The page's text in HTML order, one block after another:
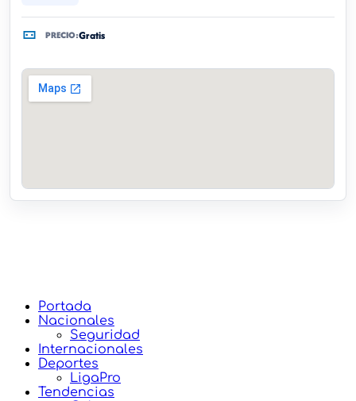
PRECIO:Gratis
Portada
Nacionales
Seguridad
Internacionales
Deportes
LigaPro
Tendencias